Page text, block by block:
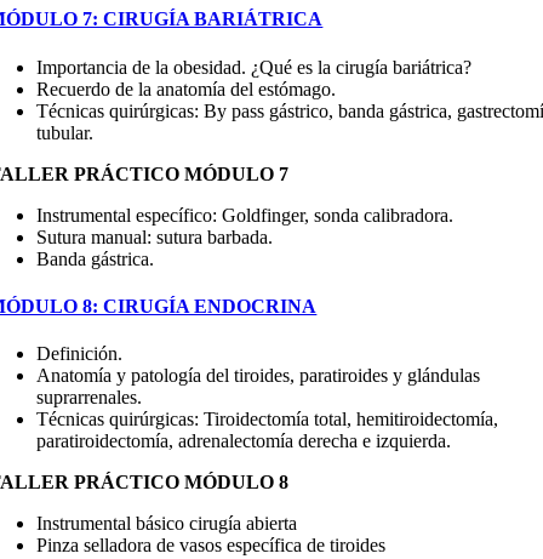
7: CIRUGÍA BARIÁTRICA
Importancia de la obesidad. ¿Qué es la cirugía bariátrica?
Recuerdo de la anatomía del estómago.
Técnicas quirúrgicas: By pass gástrico, banda gástrica,
tubular.
PRÁCTICO MÓDULO 7
Instrumental específico: Goldfinger, sonda calibradora.
Sutura manual: sutura barbada.
Banda gástrica.
8: CIRUGÍA ENDOCRINA
Definición.
Anatomía y patología del tiroides, paratiroides y glándulas
suprarrenales.
Técnicas quirúrgicas: Tiroidectomía total, hemitiroidectomía,
paratiroidectomía, adrenalectomía derecha e izquierda.
PRÁCTICO MÓDULO 8
Instrumental básico cirugía abierta
Pinza selladora de vasos específica de tiroides